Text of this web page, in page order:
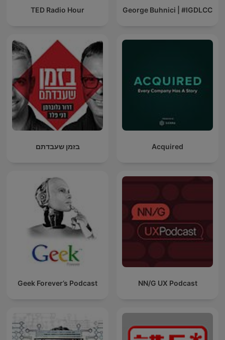
TED Radio Hour George Buhnici | #IGDLCC
בזמן שעבדתם Acquired
Geek Forever’s Podcast NN/G UX Podcast